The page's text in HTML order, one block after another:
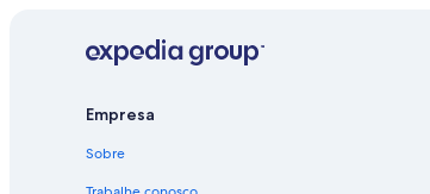
Empresa
Sobre